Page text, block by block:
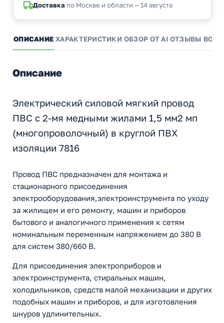
Доставка по Москве и области — 14 августа
ОПИСАНИЕ ХАРАКТЕРИСТИКИ ОБЗОР ОТ AI ОТЗЫВЫ
Описание
Электрический силовой мягкий провод
ПВС с 2-мя медными жилами 1,5 мм2 мп
(многопроволочный) в круглой ПВХ
изоляции 7816
Провод ПВС предназначен для монтажа и
стационарного присоединения
электрооборудования,электроинструмента по уходу
за жилищем и его ремонту, машин и приборов
бытового и аналогичного применения к сетям
номинальным переменным напряжением до 380 В
для систем 380/660 В.
Для присоединения электроприборов и
электроинструмента, стиральных машин,
холодильников, средств малой механизации и других
подобных машин и приборов, и для изготовления
шнуров удлинительных.